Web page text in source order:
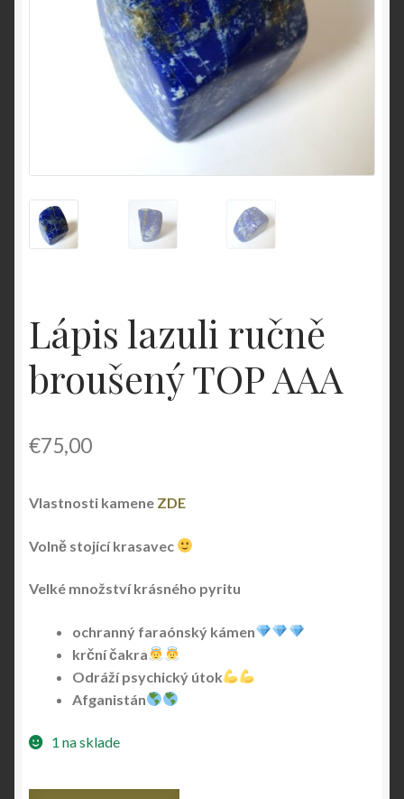
OBCHODNÉ PODMIENKY
Lápis lazuli ručně
broušený TOP AAA
€75,00
Vlastnosti kamene ZDE
Volně stojící krasavec
Velké množství krásného pyritu
ochranný faraónský kámen
krční čakra
Odráží psychický útok
Afganistán
1 na sklade